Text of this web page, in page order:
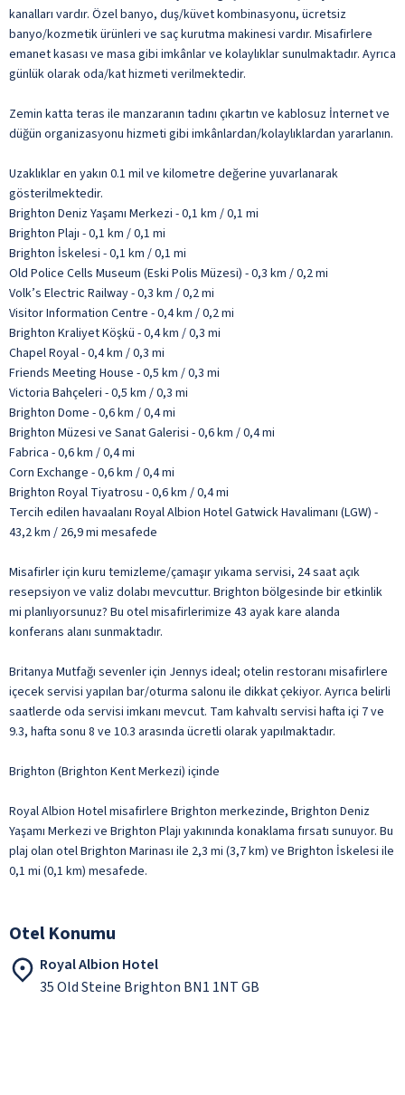
kanalları vardır. Özel banyo, duş/küvet kombinasyonu, ücretsiz
banyo/kozmetik ürünleri ve saç kurutma makinesi vardır. Misafirlere
emanet kasası ve masa gibi imkânlar ve kolaylıklar sunulmaktadır. Ayrıca
günlük olarak oda/kat hizmeti verilmektedir.
Zemin katta teras ile manzaranın tadını çıkartın ve kablosuz İnternet ve
düğün organizasyonu hizmeti gibi imkânlardan/kolaylıklardan yararlanın.
Uzaklıklar en yakın 0.1 mil ve kilometre değerine yuvarlanarak
gösterilmektedir.
Brighton Deniz Yaşamı Merkezi - 0,1 km / 0,1 mi
Brighton Plajı - 0,1 km / 0,1 mi
Brighton İskelesi - 0,1 km / 0,1 mi
Old Police Cells Museum (Eski Polis Müzesi) - 0,3 km / 0,2 mi
Volk’s Electric Railway - 0,3 km / 0,2 mi
Visitor Information Centre - 0,4 km / 0,2 mi
Brighton Kraliyet Köşkü - 0,4 km / 0,3 mi
Chapel Royal - 0,4 km / 0,3 mi
Friends Meeting House - 0,5 km / 0,3 mi
Victoria Bahçeleri - 0,5 km / 0,3 mi
Brighton Dome - 0,6 km / 0,4 mi
Brighton Müzesi ve Sanat Galerisi - 0,6 km / 0,4 mi
Fabrica - 0,6 km / 0,4 mi
Corn Exchange - 0,6 km / 0,4 mi
Brighton Royal Tiyatrosu - 0,6 km / 0,4 mi
Tercih edilen havaalanı Royal Albion Hotel Gatwick Havalimanı (LGW) -
43,2 km / 26,9 mi mesafede
Misafirler için kuru temizleme/çamaşır yıkama servisi, 24 saat açık
resepsiyon ve valiz dolabı mevcuttur. Brighton bölgesinde bir etkinlik
mi planlıyorsunuz? Bu otel misafirlerimize 43 ayak kare alanda
konferans alanı sunmaktadır.
Britanya Mutfağı sevenler için Jennys ideal; otelin restoranı misafirlere
içecek servisi yapılan bar/oturma salonu ile dikkat çekiyor. Ayrıca belirli
saatlerde oda servisi imkanı mevcut. Tam kahvaltı servisi hafta içi 7 ve
9.3, hafta sonu 8 ve 10.3 arasında ücretli olarak yapılmaktadır.
Brighton (Brighton Kent Merkezi) içinde
Royal Albion Hotel misafirlere Brighton merkezinde, Brighton Deniz
Yaşamı Merkezi ve Brighton Plajı yakınında konaklama fırsatı sunuyor. Bu
plaj olan otel Brighton Marinası ile 2,3 mi (3,7 km) ve Brighton İskelesi ile
0,1 mi (0,1 km) mesafede.
Otel Konumu
Royal Albion Hotel
35 Old Steine Brighton BN1 1NT GB